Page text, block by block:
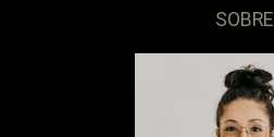
SOBRE